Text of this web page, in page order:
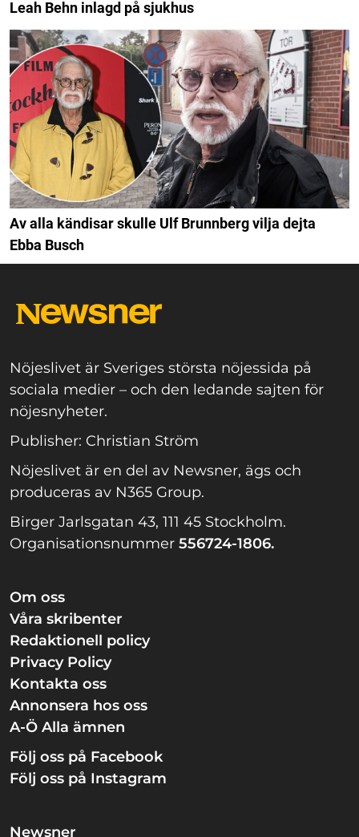
Leah Behn inlagd på sjukhus
Av alla kändisar skulle Ulf Brunnberg vilja dejta
Ebba Busch
Nöjeslivet är Sveriges största nöjessida på
sociala medier – och den ledande sajten för
nöjesnyheter.
Publisher: Christian Ström
Nöjeslivet är en del av Newsner, ägs och
produceras av N365 Group.
Birger Jarlsgatan 43, 111 45 Stockholm.
Organisationsnummer 556724-1806.
Om oss
Våra skribenter
Redaktionell policy
Privacy Policy
Kontakta oss
Annonsera hos oss
A-Ö Alla ämnen
Följ oss på Facebook
Följ oss på Instagram
Newsner